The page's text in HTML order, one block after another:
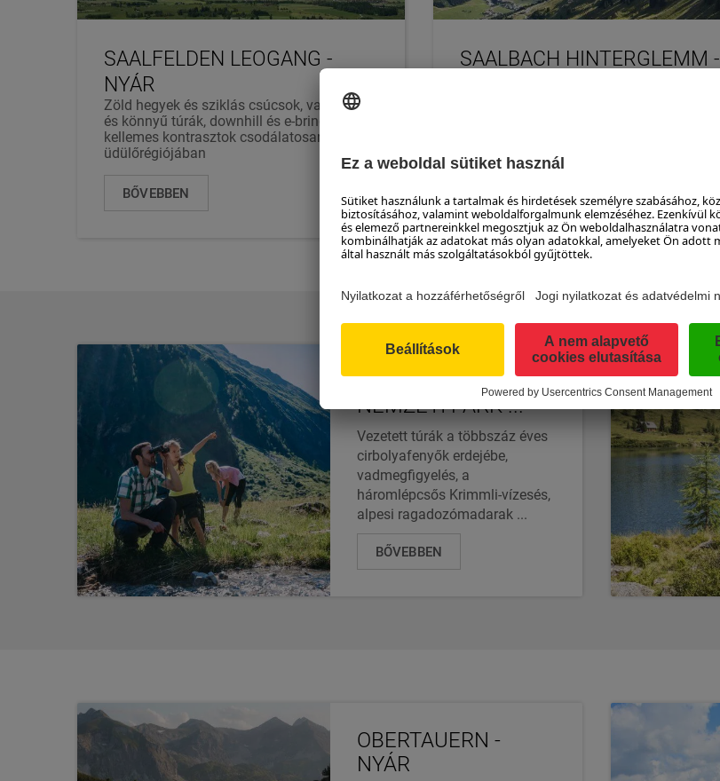
SAALFELDEN LEOGANG -
NYÁR
Zöld hegyek és sziklás csúcsok, vasalt utak
és könnyű túrák, downhill és e-bringa – a
kellemes kontrasztok csodálatosan szép
üdülőrégiójában
BŐVEBBEN
SAALBACH HINTERGLEMM -
BŐVEBBEN
MAGAS-TAUERN
NEMZETI PARK ...
Vezetett túrák a többszáz éves
cirbolyafenyők erdejébe,
vadmegfigyelés, a
háromlépcsős Krimmli-vízesés,
alpesi ragadozómadarak ...
BŐVEBBEN
OBERTAUERN -
NYÁR